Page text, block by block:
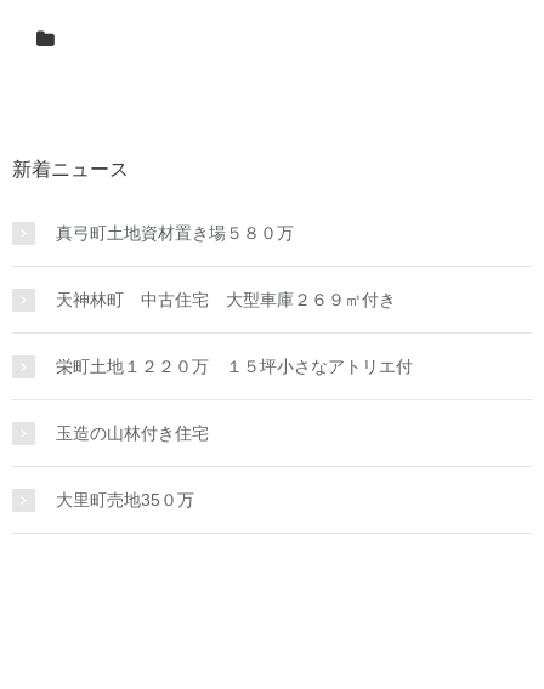
新着ニュース
真弓町土地資材置き場５８０万
天神林町 中古住宅 大型車庫２６９㎡付き
栄町土地１２２０万 １５坪小さなアトリエ付
玉造の山林付き住宅
大里町売地35０万